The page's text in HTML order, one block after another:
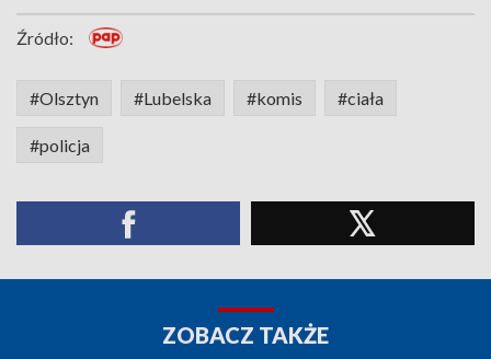
Źródło:
#Olsztyn #Lubelska #komis #ciała
#policja
ZOBACZ TAKŻE